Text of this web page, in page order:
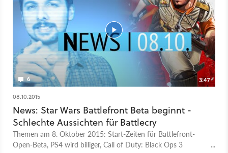
6
3:47
08.10.2015
News: Star Wars Battlefront Beta beginnt -
Schlechte Aussichten für Battlecry
Themen am 8. Oktober 2015: Start-Zeiten für Battlefront-
Open-Beta, PS4 wird billiger, Call of Duty: Black Ops 3